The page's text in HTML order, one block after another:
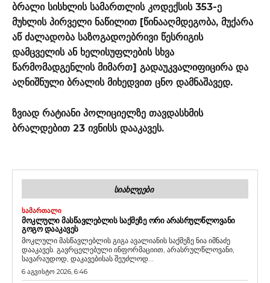
ბრალი სისხლის სამართლის კოდექსის 353-ე
მუხლის პირველი ნაწილით [წინააღმდეგობა, მუქარა
აწ ძალადობა საზოგადოებრივი წესრიგის
დამცველის ან ხელისუფლების სხვა
წარმომადგენლის მიმართ] გადაუკვალიფიცირა და
აღნიშნული ბრალის მიხედვით ცნო დამნაშავედ.
ზვიად რატიანი პოლიციელზე თავდასხმის
ბრალდებით 23 ივნისს დააკავეს.
ᲡᲘᲐᲮᲚᲔᲔᲑᲘ
ᲡᲐᲛᲐᲠᲗᲐᲚᲘ
ᲛᲝᲙᲚᲣᲚᲘ ᲛᲐᲡᲬᲐᲕᲚᲔᲑᲚᲘᲡ ᲡᲐᲥᲛᲔᲖᲔ ᲝᲠᲘ ᲐᲠᲐᲡᲠᲣᲚᲬᲚᲝᲕᲐᲜᲘ
ᲒᲝᲒᲝ ᲓᲐᲐᲙᲐᲕᲔᲡ
მოკლული მასწავლებლის გიგა ავალიანის საქმეზე ნია იმნაძე
დააკავეს. გავრცელებული ინფორმაციით, არასრულწლოვანი,
სავარაუდოდ, დაკავებისას შეუძლოდ...
6 აგვისტო 2026, 6:46